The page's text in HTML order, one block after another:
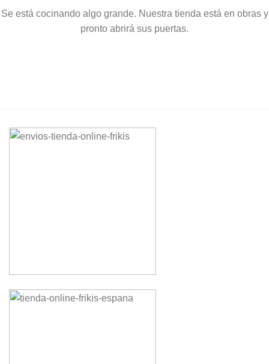
Se está cocinando algo grande. Nuestra tienda está en obras y
pronto abrirá sus puertas.